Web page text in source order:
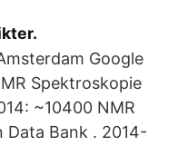
Google
Spektroskopie
~10400 NMR
Data Bank . 2014-